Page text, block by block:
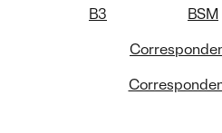
B3 BSM